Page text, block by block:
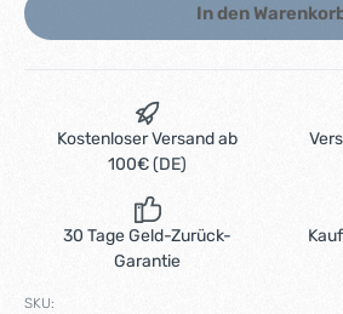
In den
Kostenloser Versand ab
100€ (DE)
30 Tage Geld-Zurück-
Garantie
SKU: